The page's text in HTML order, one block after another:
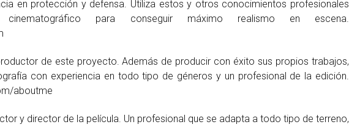
en protección y defensa. Utiliza estos y otros conocimientos profesionales
para conseguir máximo realismo en escena.
de este proyecto. Además de producir con éxito sus propios trabajos,
con experiencia en todo tipo de géneros y un profesional de la edición.
aboutme
y director de la película. Un profesional que se adapta a todo tipo de terreno,